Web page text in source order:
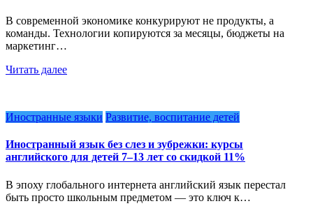
В современной экономике конкурируют не продукты, а
команды. Технологии копируются за месяцы, бюджеты на
маркетинг…
Читать далее
Иностранные языки Развитие, воспитание детей
Иностранный язык без слез и зубрежки: курсы
английского для детей 7–13 лет со скидкой 11%
В эпоху глобального интернета английский язык перестал
быть просто школьным предметом — это ключ к…